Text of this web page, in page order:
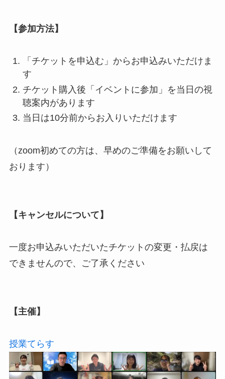
【参加方法】
「チケットを申込む」からお申込みいただけま
す
チケット購入後「イベントに参加」を当日の視
聴案内があります
当日は10分前からお入りいただけます
（zoom初めての方は、早めのご準備をお願いして
おります）
【キャンセルについて】
一度お申込みいただいたチケットの変更・払戻は
できませんので、ご了承ください
【主催】
授業てらす